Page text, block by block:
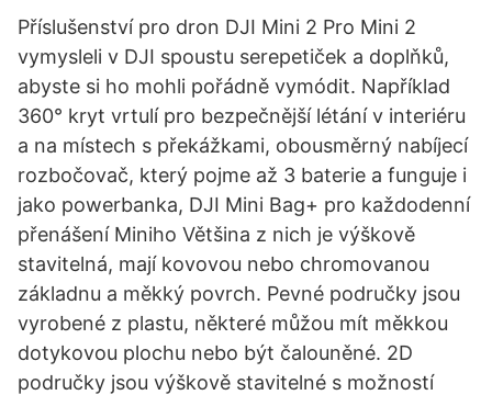
Příslušenství pro dron DJI Mini 2 Pro Mini 2
vymysleli v DJI spoustu serepetiček a doplňků,
abyste si ho mohli pořádně vymódit. Například
360° kryt vrtulí pro bezpečnější létání v interiéru
a na místech s překážkami, obousměrný nabíjecí
rozbočovač, který pojme až 3 baterie a funguje i
jako powerbanka, DJI Mini Bag+ pro každodenní
přenášení Miniho Většina z nich je výškově
stavitelná, mají kovovou nebo chromovanou
základnu a měkký povrch. Pevné područky jsou
vyrobené z plastu, některé můžou mít měkkou
dotykovou plochu nebo být čalouněné. 2D
područky jsou výškově stavitelné s možností